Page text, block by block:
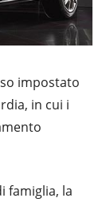
impostato
in cui i
famiglia, la